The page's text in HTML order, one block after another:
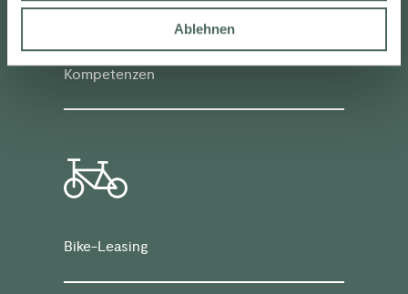
Ablehnen
Weiterbildungsmöglichkeiten Ihrer
persönlichen und fachlichen
Kompetenzen
Bike-Leasing